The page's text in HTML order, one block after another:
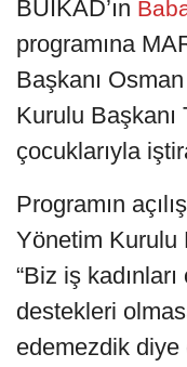
BUİKAD’ın
programına
Başkanı
Kurulu
çocuklarıyla
Programın
Yönetim Kurulu
“Biz iş
destekleri
edemezdik